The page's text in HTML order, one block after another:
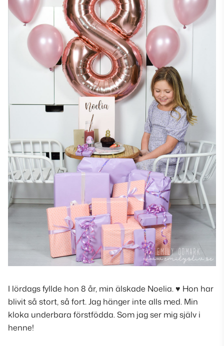
I lördags fyllde hon 8 år, min älskade Noelia. ♥ Hon har
blivit så stort, så fort. Jag hänger inte alls med. Min
kloka underbara förstfödda. Som jag ser mig själv i
henne!